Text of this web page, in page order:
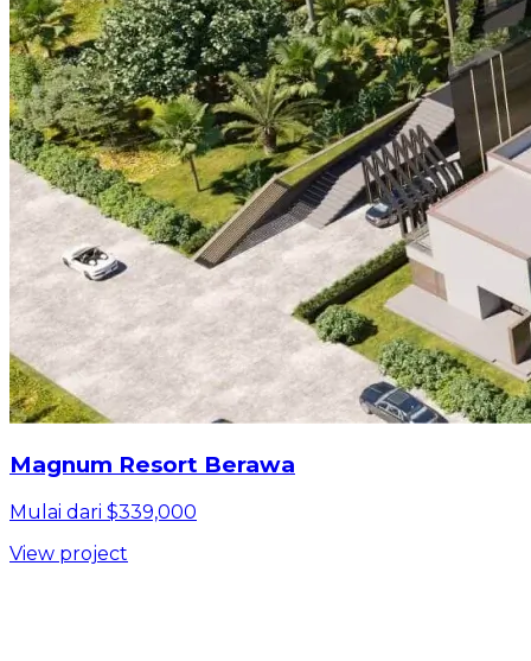
Magnum Resort Berawa
Mulai dari $339,000
View project